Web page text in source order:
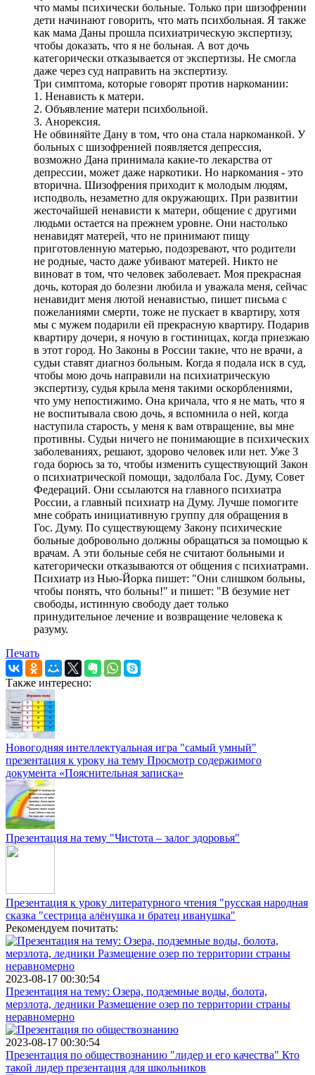
что мамы психически больные. Только при шизофрении
дети начинают говорить, что мать психбольная. Я также
как мама Даны прошла психиатрическую экспертизу,
чтобы доказать, что я не больная. А вот дочь
категорически отказывается от экспертизы. Не смогла
даже через суд направить на экспертизу.
Три симптома, которые говорят против наркомании:
1. Ненависть к матери.
2. Объявление матери психбольной.
3. Анорексия.
Не обвиняйте Дану в том, что она стала наркоманкой. У
больных с шизофренией появляется депрессия,
возможно Дана принимала какие-то лекарства от
депрессии, может даже наркотики. Но наркомания - это
вторична. Шизофрения приходит к молодым людям,
исподволь, незаметно для окружающих. При развитии
жесточайшей ненависти к матери, общение с другими
людьми остается на прежнем уровне. Они настолько
ненавидят матерей, что не принимают пищу
приготовленную матерью, подозревают, что родители
не родные, часто даже убивают матерей. Никто не
виноват в том, что человек заболевает. Моя прекрасная
дочь, которая до болезни любила и уважала меня, сейчас
ненавидит меня лютой ненавистью, пишет письма с
пожеланиями смерти, тоже не пускает в квартиру, хотя
мы с мужем подарили ей прекрасную квартиру. Подарив
квартиру дочери, я ночую в гостиницах, когда приезжаю
в этот город. Но Законы в России такие, что не врачи, а
судьи ставят диагноз больным. Когда я подала иск в суд,
чтобы мою дочь направили на психиатрическую
экспертизу, судья крыла меня такими оскорблениями,
что уму непостижимо. Она кричала, что я не мать, что я
не воспитывала свою дочь, я вспомнила о ней, когда
наступила старость, у меня к вам отвращение, вы мне
противны. Судьи ничего не понимающие в психических
заболеваниях, решают, здорово человек или нет. Уже 3
года борюсь за то, чтобы изменить существующий Закон
о психиатрической помощи, задолбала Гос. Думу, Совет
Федераций. Они ссылаются на главного психиатра
России, а главный психиатр на Думу. Лучше помогите
мне собрать инициативную группу для обращения в
Гос. Думу. По существующему Закону психические
больные добровольно должны обращаться за помощью к
врачам. А эти больные себя не считают больными и
категорически отказываются от общения с психиатрами.
Психиатр из Нью-Йорка пишет: "Они слишком больны,
чтобы понять, что больны!" и пишет: "В безумие нет
свободы, истинную свободу дает только
принудительное лечение и возвращение человека к
разуму.
Печать
Также интересно:
Новогодняя интеллектуальная игра "самый умный"
презентация к уроку на тему Просмотр содержимого
документа «Пояснительная записка»
Презентация на тему "Чистота – залог здоровья"
Презентация к уроку литературного чтения "русская народная
сказка "сестрица алёнушка и братец иванушка"
Рекомендуем почитать:
2023-08-17 00:30:54
Презентация на тему: Озера, подземные воды, болота,
мерзлота, ледники Размещение озер по территории страны
неравномерно
2023-08-17 00:30:54
Презентация по обществознанию "лидер и его качества" Кто
такой лидер презентация для школьников